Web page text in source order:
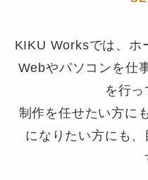
KIKU Worksでは、ホ
Webやパソコンを仕
を行っ
制作を任せたい方に
になりたい方にも